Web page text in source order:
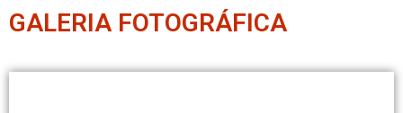
GALERIA FOTOGRÁFICA